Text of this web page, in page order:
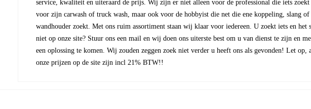
service, kwaliteit en uiteraard de prijs. Wij zijn er niet alleen voor de professional die iets zoekt
voor zijn carwash of truck wash, maar ook voor de hobbyist die net die ene koppeling, slang of
wandhouder zoekt. Met ons ruim assortiment staan wij klaar voor iedereen. U zoekt iets en het
niet op onze site? Stuur ons een mail en wij doen ons uiterste best om u van dienst te zijn en
een oplossing te komen. Wij zouden zeggen zoek niet verder u heeft ons als gevonden! Let op,
onze prijzen op de site zijn incl 21% BTW!!